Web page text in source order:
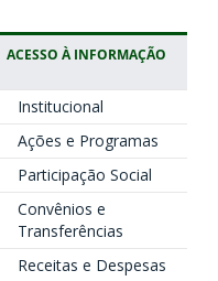
ACESSO À INFORMAÇÃO
Institucional
Ações e Programas
Participação Social
Convênios e
Transferências
Receitas e Despesas